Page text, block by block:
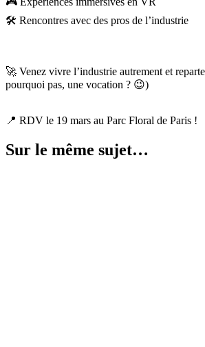
🛠 Rencontres avec des pros de l’industrie
🚀 Venez vivre l’industrie autrement et
pourquoi pas, une vocation ? 😉)
📍 RDV le 19 mars au Parc Floral de Paris !
Sur le même sujet…